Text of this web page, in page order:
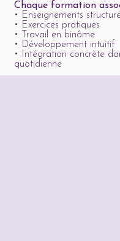
Chaque formation
• Enseignements
• Exercices pratiques
• Travail en binôme
• Développement intuitif
• Intégration concrète
quotidienne